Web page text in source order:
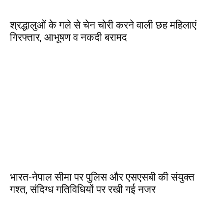
श्रद्धालुओं के गले से चेन चोरी करने वाली छह महिलाएं
गिरफ्तार, आभूषण व नकदी बरामद
भारत-नेपाल सीमा पर पुलिस और एसएसबी की संयुक्त
गश्त, संदिग्ध गतिविधियों पर रखी गई नजर